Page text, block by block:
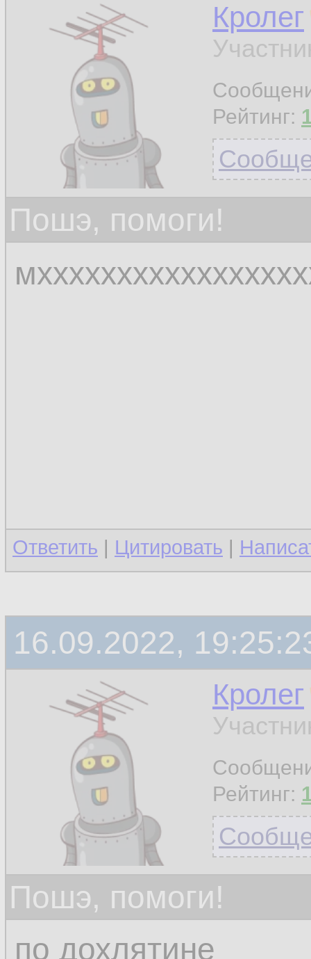
Кролег
Рейтинг:
Пошэ, помоги!
Ответить | Цитировать |
16.09.2022,
Кролег
Рейтинг:
Пошэ, помоги!
по дохлятине